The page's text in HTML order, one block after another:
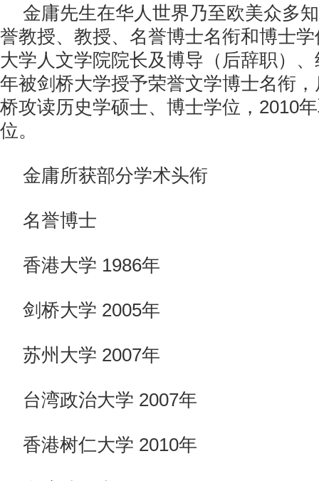
金庸先生在华人世界乃至欧美众多
誉教授、教授、名誉博士名衔和博士
大学人文学院院长及博导（后辞职）
年被剑桥大学授予荣誉文学博士名衔
桥攻读历史学硕士、博士学位，2010
位。
金庸所获部分学术头衔
名誉博士
香港大学 1986年
剑桥大学 2005年
苏州大学 2007年
台湾政治大学 2007年
香港树仁大学 2010年